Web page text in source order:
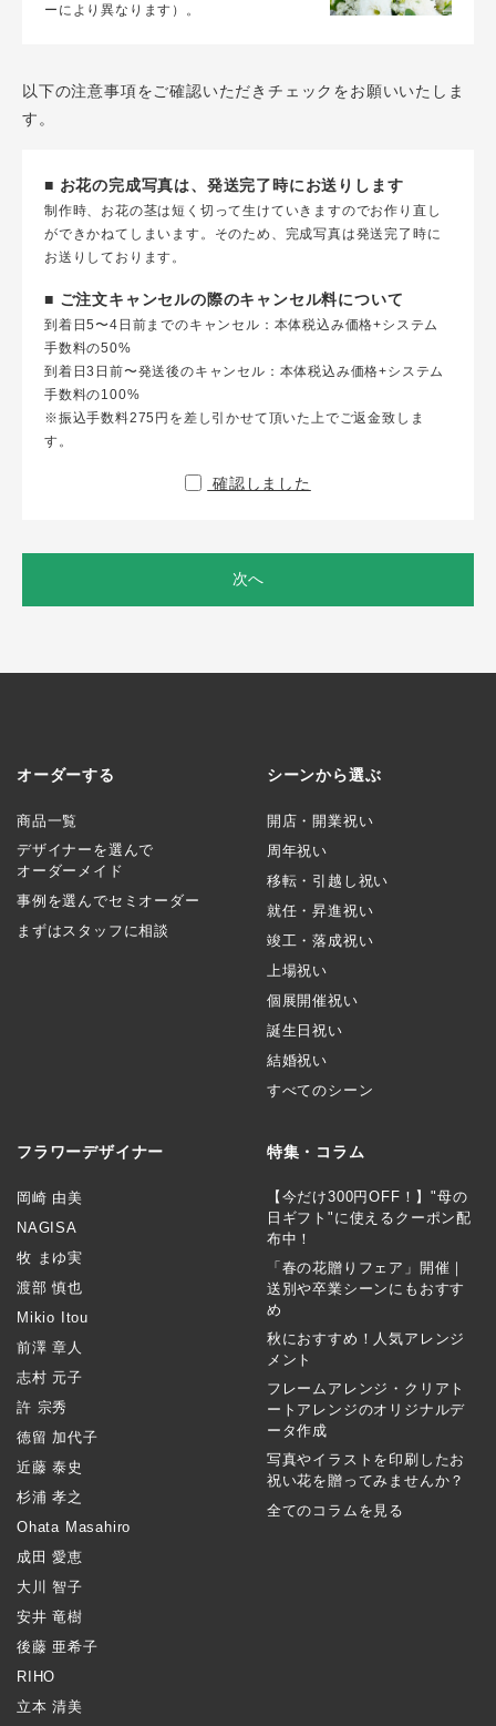
ーにより異なります）。
以下の注意事項をご確認いただきチェックをお願いいたしま
す。
■ お花の完成写真は、発送完了時にお送りします
制作時、お花の茎は短く切って生けていきますのでお作り直し
ができかねてしまいます。そのため、完成写真は発送完了時に
お送りしております。
■ ご注文キャンセルの際のキャンセル料について
到着日5〜4日前までのキャンセル：本体税込み価格+システム
手数料の50%
到着日3日前〜発送後のキャンセル：本体税込み価格+システム
手数料の100%
※振込手数料275円を差し引かせて頂いた上でご返金致しま
す。
確認しました
次へ
オーダーする
商品一覧
デザイナーを選んで
オーダーメイド
事例を選んでセミオーダー
まずはスタッフに相談
シーンから選ぶ
開店・開業祝い
周年祝い
移転・引越し祝い
就任・昇進祝い
竣工・落成祝い
上場祝い
個展開催祝い
誕生日祝い
結婚祝い
すべてのシーン
フラワーデザイナー
岡崎 由美
NAGISA
牧 まゆ実
渡部 慎也
Mikio Itou
前澤 章人
志村 元子
許 宗秀
徳留 加代子
近藤 泰史
杉浦 孝之
Ohata Masahiro
成田 愛恵
大川 智子
安井 竜樹
後藤 亜希子
RIHO
立本 清美
特集・コラム
【今だけ300円OFF！】"母の
日ギフト"に使えるクーポン配
布中！
「春の花贈りフェア」開催｜
送別や卒業シーンにもおすす
め
秋におすすめ！人気アレンジ
メント
フレームアレンジ・クリアト
ートアレンジのオリジナルデ
ータ作成
写真やイラストを印刷したお
祝い花を贈ってみませんか？
全てのコラムを見る